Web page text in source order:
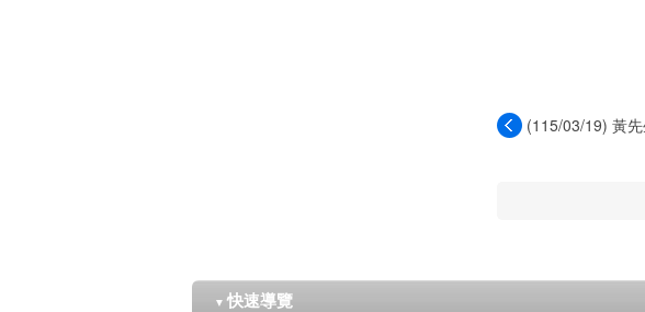
(115/03/19) 黃
▼ 快速導覽